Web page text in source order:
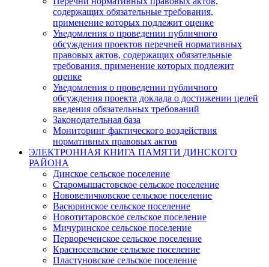
содержащих обязательные требования,
применение которых подлежит оценке
Уведомления о проведении публичного
обсуждения проектов перечней нормативных
правовых актов, содержащих обязательные
требования, применение которых подлежит
оценке
Уведомления о проведении публичного
обсуждения проекта доклада о достижении целей
введения обязательных требований
Законодательная база
Мониторинг фактического воздействия
нормативных правовых актов
ЭЛЕКТРОННАЯ КНИГА ПАМЯТИ ДИНСКОГО
РАЙОНА
Динское сельское поселение
Старомышастовское сельское поселение
Нововеличковское сельское поселение
Васюринское сельское поселение
Новотитаровское сельское поселение
Мичуринское сельское поселение
Первореченское сельское поселение
Красносельское сельское поселение
Пластуновское сельское поселение